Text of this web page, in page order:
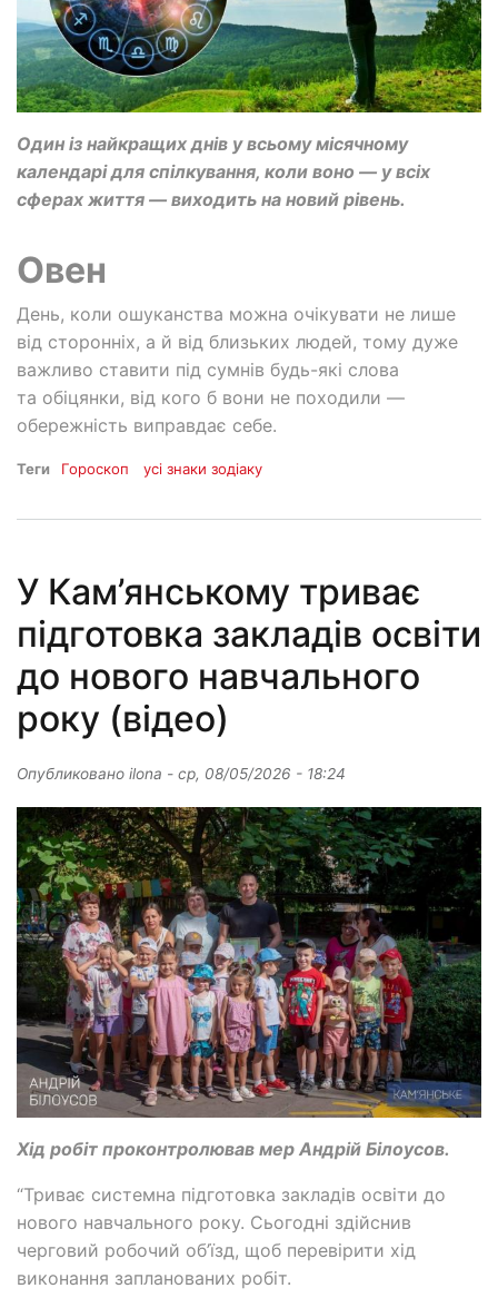
Один із найкращих днів у всьому місячному
календарі для спілкування, коли воно — у всіх
сферах життя — виходить на новий рівень.
Овен
День, коли ошуканства можна очікувати не лише
від сторонніх, а й від близьких людей, тому дуже
важливо ставити під сумнів будь-які слова
та обіцянки, від кого б вони не походили —
обережність виправдає себе.
Теги Гороскоп усі знаки зодіаку
У Кам’янському триває
підготовка закладів освіти
до нового навчального
року (відео)
Опубликовано ilona - ср, 08/05/2026 - 18:24
Хід робіт проконтролював мер Андрій Білоусов.
“Триває системна підготовка закладів освіти до
нового навчального року. Сьогодні здійснив
черговий робочий об’їзд, щоб перевірити хід
виконання запланованих робіт.